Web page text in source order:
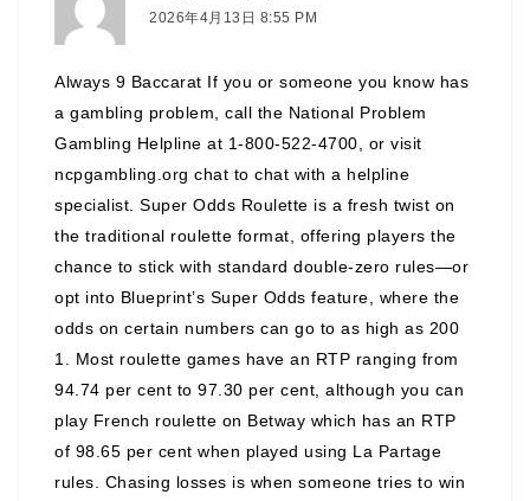
2026年4月13日 8:55 PM
Always 9 Baccarat If you or someone you know has
a gambling problem, call the National Problem
Gambling Helpline at 1-800-522-4700, or visit
ncpgambling.org chat to chat with a helpline
specialist. Super Odds Roulette is a fresh twist on
the traditional roulette format, offering players the
chance to stick with standard double-zero rules—or
opt into Blueprint’s Super Odds feature, where the
odds on certain numbers can go to as high as 200
1. Most roulette games have an RTP ranging from
94.74 per cent to 97.30 per cent, although you can
play French roulette on Betway which has an RTP
of 98.65 per cent when played using La Partage
rules. Chasing losses is when someone tries to win